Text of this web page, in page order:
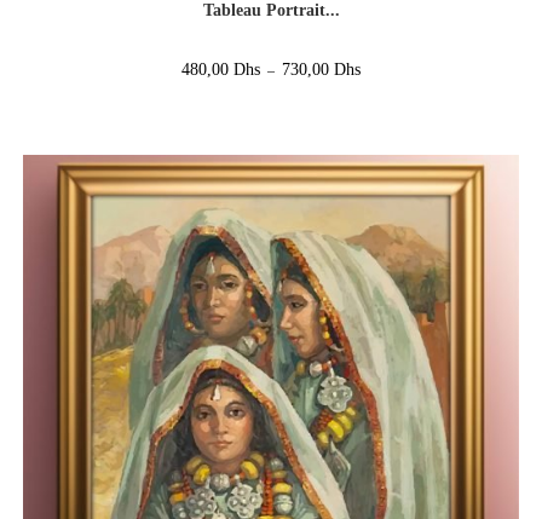
Tableau Portrait...
480,00 Dhs – 730,00 Dhs